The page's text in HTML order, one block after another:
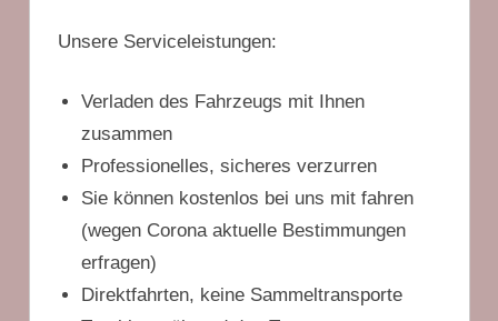
Unsere Serviceleistungen:
Verladen des Fahrzeugs mit Ihnen
zusammen
Professionelles, sicheres verzurren
Sie können kostenlos bei uns mit fahren
(wegen Corona aktuelle Bestimmungen
erfragen)
Direktfahrten, keine Sammeltransporte